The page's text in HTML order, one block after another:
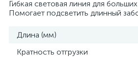
Гибкая световая линия для
Помогает подсветить длинный
Длина (мм)
Кратность отгрузки